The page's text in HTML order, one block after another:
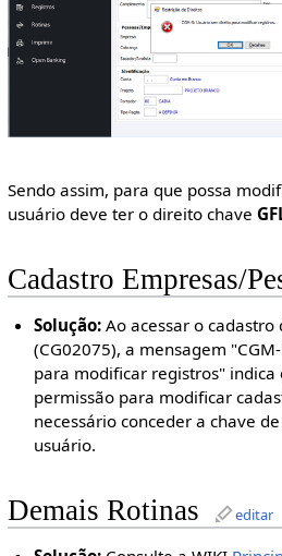
Sendo assim, para que possa
usuário deve ter o direito chave
Cadastro Empresas/
Solução: Ao acessar o cadastro
(CG02075), a mensagem
para modificar registros" indica
permissão para modificar
necessário conceder a chave
usuário.
Demais Rotinas editar